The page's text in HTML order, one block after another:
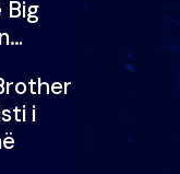
i